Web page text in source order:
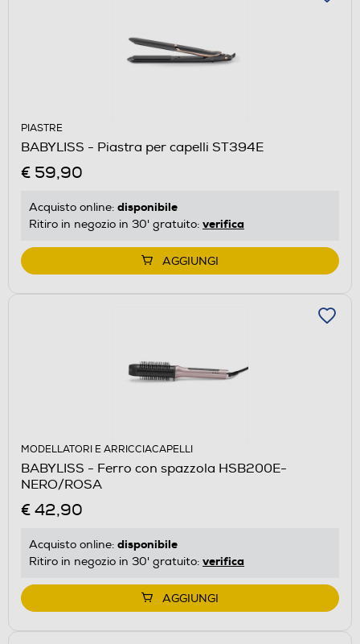
PIASTRE
BABYLISS - Piastra per capelli ST394E
€ 59,90
Acquisto online: disponibile
Ritiro in negozio in 30' gratuito: verifica
AGGIUNGI
MODELLATORI E ARRICCIACAPELLI
BABYLISS - Ferro con spazzola HSB200E-
NERO/ROSA
€ 42,90
Acquisto online: disponibile
Ritiro in negozio in 30' gratuito: verifica
AGGIUNGI